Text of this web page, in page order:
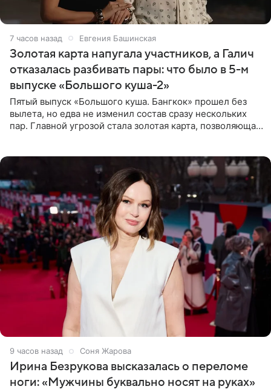
7 часов назад Евгения Башинская
Золотая карта напугала участников, а Галич
отказалась разбивать пары: что было в 5-м
выпуске «Большого куша-2»
Пятый выпуск «Большого куша. Бангкок» прошел без
вылета, но едва не изменил состав сразу нескольких
пар. Главной угрозой стала золотая карта, позволяющая
9 часов назад Соня Жарова
Ирина Безрукова высказалась о переломе
ноги: «Мужчины буквально носят на руках»